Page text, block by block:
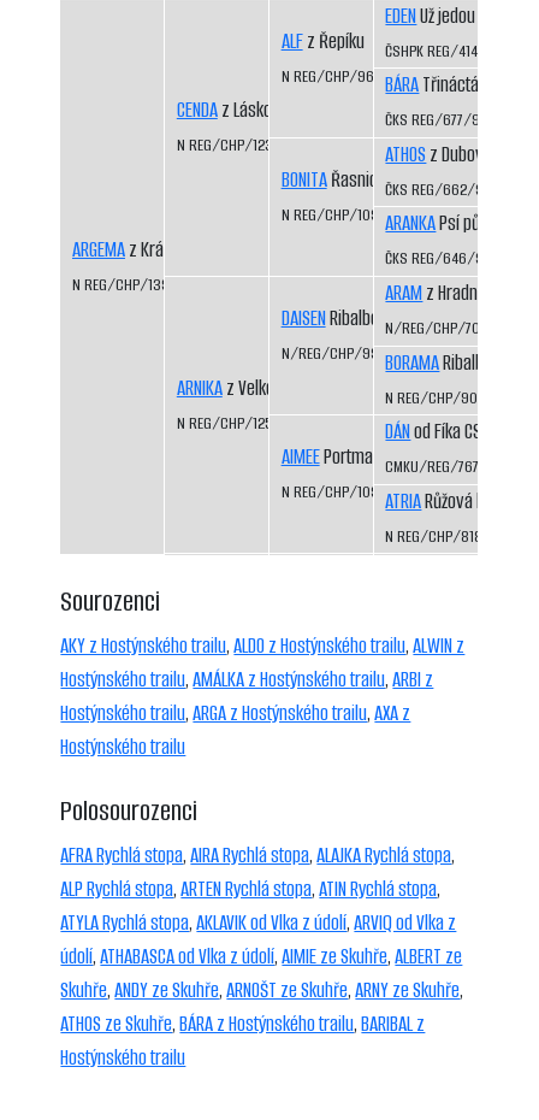
ARGEMAz Království sněhu
N REG/CHP/1394/06/08
CENDAz Láskova
N REG/CHP/1235/01/03
ARNIKAz Velké Suché
N REG/CHP/1250/02/04
ALFz Řepíku
N REG/CHP/962/96/98
BONITAŘasnický potok
N REG/CHP/1093/98/00
DAISENRibalbo
N/REG/CHP/992/97/00
AIMEEPortmanka
N REG/CHP/1097/98/00
EDENUž jedou CS
ČSHPK REG/414/89
BÁRATřináctá míle CS
ČKS REG/677/92/94
ATHOS z Dubových
ČKS REG/662/92/94
ARANKAPsí půle CS
ČKS REG/646/92/94
ARAMz Hradního
N/REG/CHP/703/93/94
BORAMARibalbo
N REG/CHP/903/95/96
DÁNod Fíka CS
CMKU/REG/767/93/98
ATRIARůžová louka
N REG/CHP/818/94/98
Sourozenci
AKY z Hostýnského trailu,ALDO z Hostýnského trailu,ALWIN z
Hostýnského trailu,AMÁLKA z Hostýnského trailu,ARBI z
Hostýnského trailu,ARGA z Hostýnského trailu,AXA z
Hostýnského trailu
Polosourozenci
AFRA Rychlá stopa,AIRA Rychlá stopa,ALAJKA Rychlá stopa,
ALP Rychlá stopa,ARTEN Rychlá stopa,ATIN Rychlá stopa,
ATYLA Rychlá stopa,AKLAVIK od Vlka z údolí,ARVIQ od Vlka z
údolí,ATHABASCA od Vlka z údolí,AIMIE ze Skuhře,ALBERT ze
Skuhře,ANDY ze Skuhře,ARNOŠT ze Skuhře,ARNY ze Skuhře,
ATHOS ze Skuhře,BÁRA z Hostýnského trailu,BARIBAL z
Hostýnského trailu